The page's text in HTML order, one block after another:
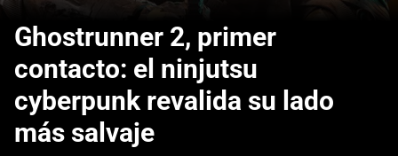
Ghostrunner 2, primer
contacto: el ninjutsu
cyberpunk revalida su lado
más salvaje